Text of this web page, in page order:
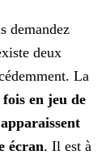
demandez
deux
La
fois en jeu de
écran. Il est à